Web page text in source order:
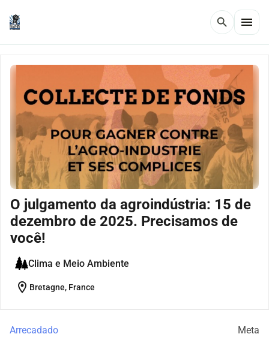
search menu
O julgamento da agroindústria: 15 de
dezembro de 2025. Precisamos de
você!
Clima e Meio Ambiente
location_on Bretagne, France
Arrecadado Meta